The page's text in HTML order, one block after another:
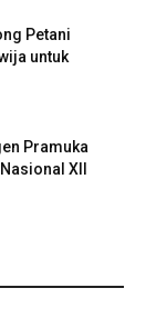
Petani
untuk
Pramuka
XII